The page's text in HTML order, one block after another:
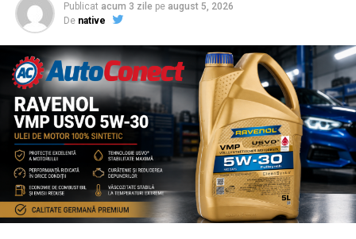
Publicat acum 3 zile pe august 5, 2026
De native